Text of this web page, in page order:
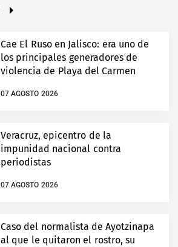
Cae El Ruso en Jalisco: era uno de
los principales generadores de
violencia de Playa del Carmen
07 AGOSTO 2026
Veracruz, epicentro de la
impunidad nacional contra
periodistas
07 AGOSTO 2026
Caso del normalista de Ayotzinapa
al que le quitaron el rostro, su